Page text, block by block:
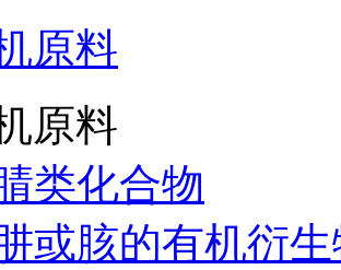
原料
原料
类化合物
或胲的有机衍